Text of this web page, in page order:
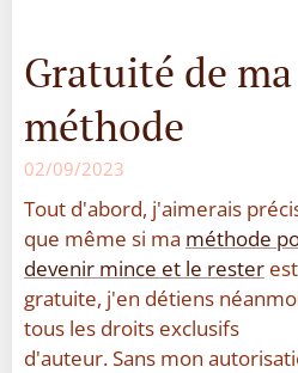
Gratuité de ma
méthode
02/09/2023
Tout d'abord, j'aimerais
que même si ma méthode
devenir mince et le rester est
gratuite, j'en détiens
tous les droits exclusifs
d'auteur. Sans mon